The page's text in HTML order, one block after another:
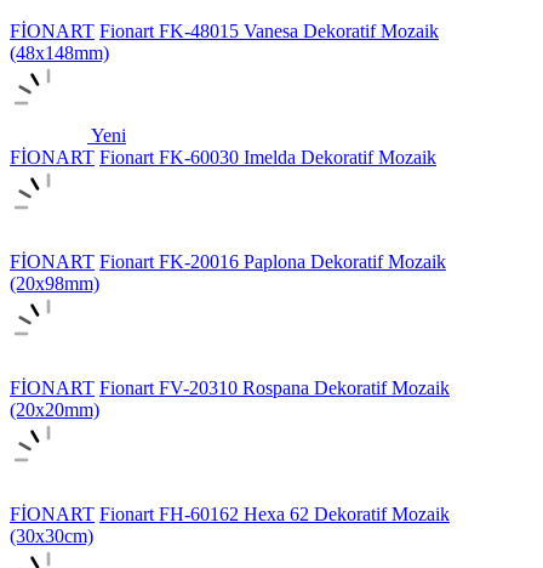
FİONART Fionart FK-48015 Vanesa Dekoratif Mozaik
(48x148mm)
Yeni
FİONART Fionart FK-60030 Imelda Dekoratif Mozaik
FİONART Fionart FK-20016 Paplona Dekoratif Mozaik
(20x98mm)
FİONART Fionart FV-20310 Rospana Dekoratif Mozaik
(20x20mm)
FİONART Fionart FH-60162 Hexa 62 Dekoratif Mozaik
(30x30cm)